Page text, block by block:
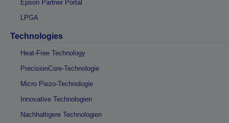
Epson Partner Portal
LPGA
Technologies
Heat-Free Technology
PrecisionCore-Technologie
Micro Piezo-Technologie
Innovative Technologien
Nachhaltigere Technologien